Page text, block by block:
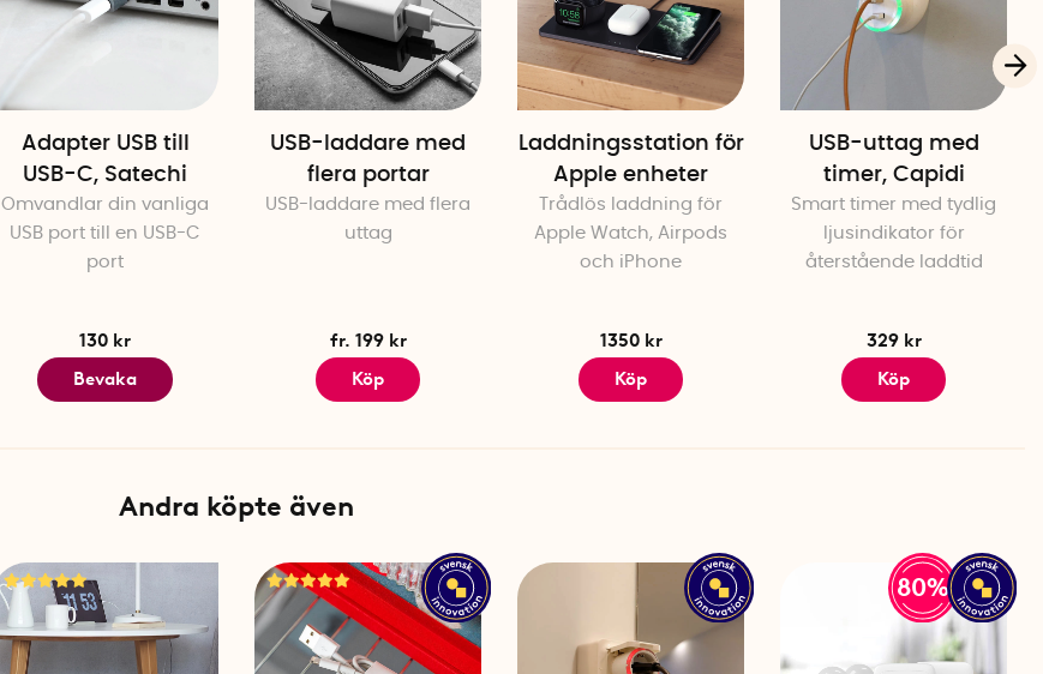
Material:rTPE, rHDPE, metall, å tervunnet fisknät och textilier
Längd: 2 meter
Antal per förpackning: 1
Adapter USB till
USB-C, Satechi
Omvandlar din vanliga
USB port till en USB-C
port
130 kr
Bevaka
USB-laddare med
flera portar
USB-laddare med flera
uttag
fr. 199 kr
Köp
Laddningsstation för
Apple enheter
Trådlös laddning för
Apple Watch, Airpods
och iPhone
1350 kr
Köp
USB-uttag med
timer, Capidi
Smart timer med tydlig
ljusindikator för
återstående laddtid
329 kr
Köp
Andra köpte även
80%